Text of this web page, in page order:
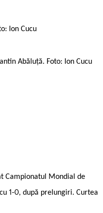
Ion Cucu
Abăluță. Foto: Ion Cucu
Campionatul Mondial de
1-0, după prelungiri. Curtea